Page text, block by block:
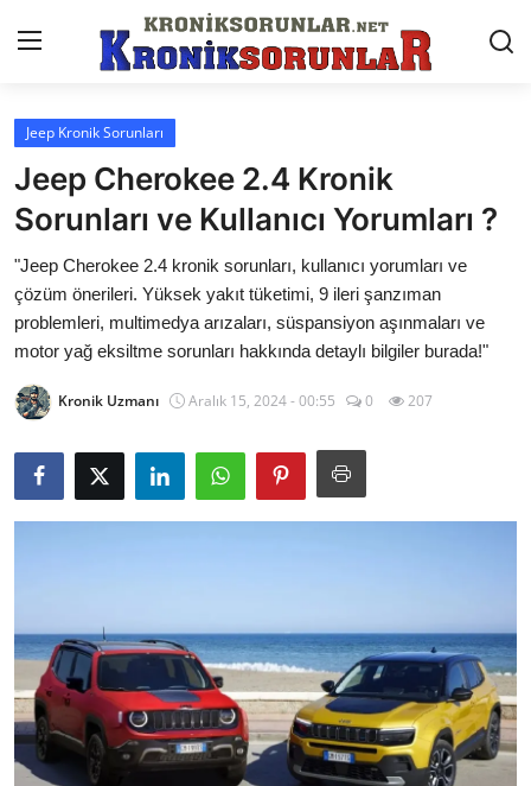
Anasayfa
Markalar
İletişim
Trafik & Cezalar
Sigorta & Kasko
Vergi & ÖTV & MTV
Muayene & Ruhsat
Sorgulamalar
Bakım & Arıza Çözümleri
Elektrikli & Hibrit
Kiralama & Filo
Sürüş & Güvenlik
Jeep Kronik Sorunları
Jeep Cherokee 2.4 Kronik
Sorunları ve Kullanıcı Yorumları ?
"Jeep Cherokee 2.4 kronik sorunları, kullanıcı yorumları ve
çözüm önerileri. Yüksek yakıt tüketimi, 9 ileri şanzıman
problemleri, multimedya arızaları, süspansiyon aşınmaları ve
motor yağ eksiltme sorunları hakkında detaylı bilgiler burada!"
Kronik Uzmanı Aralık 15, 2024 - 00:55 0 207